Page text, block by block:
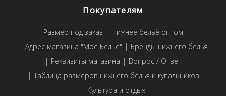
Покупателям
Размер под заказ
Нижнее бельё оптом
Адрес магазина "Мое Белье"
Бренды нижнего белья
Реквизиты магазина
Вопрос / Ответ
Таблица размеров нижнего белья и купальников
Культура и отдых